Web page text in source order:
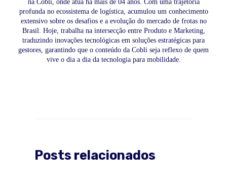
na Cobli, onde atua há mais de 04 anos. Com uma trajetória
profunda no ecossistema de logística, acumulou um conhecimento
extensivo sobre os desafios e a evolução do mercado de frotas no
Brasil. Hoje, trabalha na intersecção entre Produto e Marketing,
traduzindo inovações tecnológicas em soluções estratégicas para
gestores, garantindo que o conteúdo da Cobli seja reflexo de quem
vive o dia a dia da tecnologia para mobilidade.
Posts relacionados